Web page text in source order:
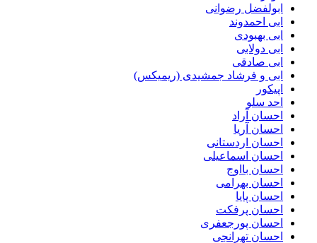
ابولفضل رضوانی
ابی احمدوند
ابی بهبودی
ابی دولابی
ابی صادقی
ابی و فرشاد جمشیدی (ریمیکس)
اپیکور
احد سلو
احسان آراد
احسان آریا
احسان اردستانی
احسان اسماعیلی
احسان بااوج
احسان بهرامی
احسان پایا
احسان پرفکت
احسان پورجعفری
احسان تهرانجی